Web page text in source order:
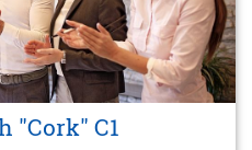
"Cork" C1